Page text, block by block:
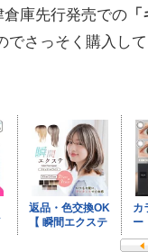
庫先行発売での
さっそく購入し